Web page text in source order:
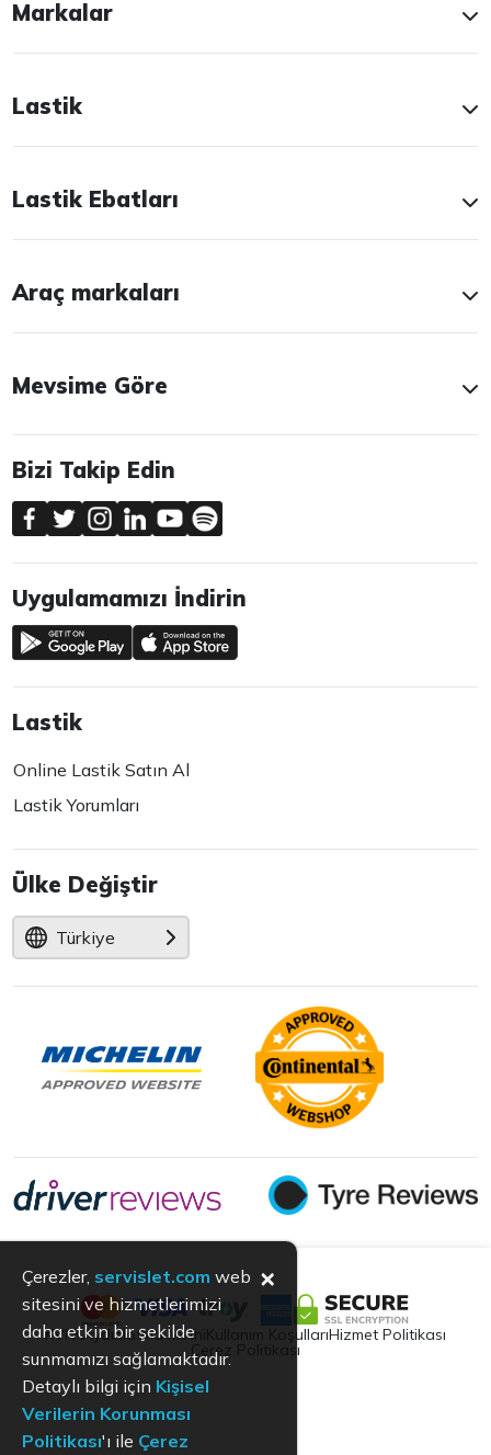
Markalar
Lastik
Lastik Ebatları
Araç markaları
Mevsime Göre
Bizi Takip Edin
Uygulamamızı İndirin
Lastik
Online Lastik Satın Al
Lastik Yorumları
Ülke Değiştir
Türkiye
KVKKAydınlatma Metni Kullanım KoşullarıHizmet Politikası
Çerez Politikası
Çerezler, servislet.com web
sitesini ve hizmetlerimizi
daha etkin bir şekilde
sunmamızı sağlamaktadır.
Detaylı bilgi için Kişisel
Verilerin Korunması
Politikası'ı ile Çerez
×